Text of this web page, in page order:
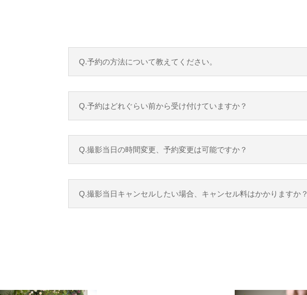
Q.予約の方法について教えてください。
Q.予約はどれぐらい前から受け付けていますか？
Q.撮影当日の時間変更、予約変更は可能ですか？
Q.撮影当日キャンセルしたい場合、キャンセル料はかかりますか？